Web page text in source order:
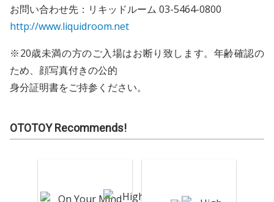
お問い合わせ先：リキッドルーム 03-5464-0800
http://www.liquidroom.net
※20歳未満の方のご入場はお断り致します。年齢確認の
ため、顔写真付きの公的
身分証明書をご持参ください。
OTOTOY Recommends!